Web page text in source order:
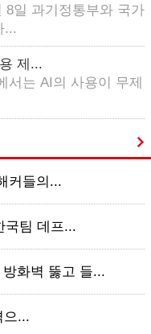
8일 과기정통부와 국가
...
제...
서는 AI의 사용이 무제
커들의...
국팀 데프...
화벽 뚫고 들...
으...